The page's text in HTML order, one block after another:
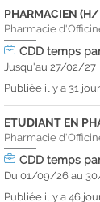
PHARMACIEN
Pharmacie
CDDtemps
Jusqu'au 27/02/27
Publiée il y a 31
ETUDIANT EN
Pharmacie
CDDtemps
Du 01/09/26 au
Publiée il y a 46